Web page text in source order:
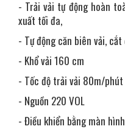
- Trải vải tự động hoàn
xuất tối đa,
- Tự động căn biên vải, cắt
- Khổ vải 160 cm
- Tốc độ trải vải 80m/phút
- Nguồn 220 VOL
- Điều khiển bằng màn